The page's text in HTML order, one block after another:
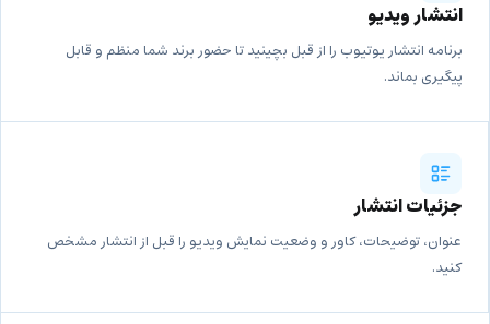
انتشار ویدیو
برنامه انتشار یوتیوب را از قبل بچینید تا حضور برند شما منظم و قابل
پیگیری بماند.
جزئیات انتشار
عنوان، توضیحات، کاور و وضعیت نمایش ویدیو را قبل از انتشار مشخص
کنید.